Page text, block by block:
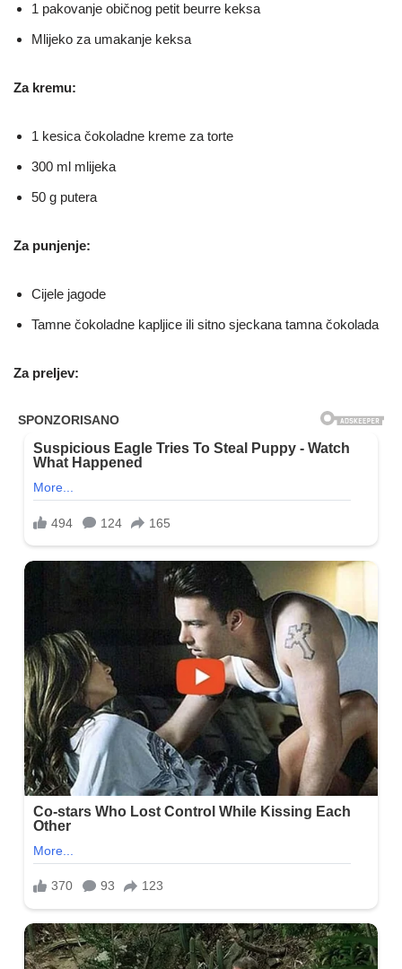
1 pakovanje običnog petit beurre keksa
Mlijeko za umakanje keksa
Za kremu:
1 kesica čokoladne kreme za torte
300 ml mlijeka
50 g putera
Za punjenje:
Cijele jagode
Tamne čokoladne kapljice ili sitno sjeckana tamna čokolada
Za preljev: